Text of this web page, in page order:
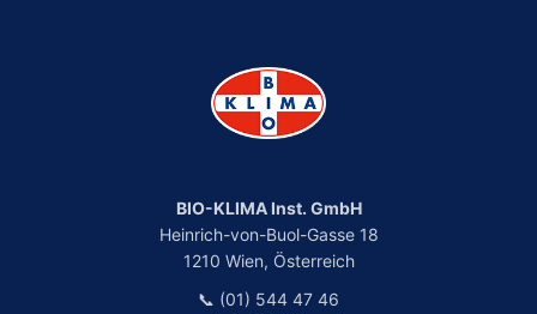
BIO-KLIMA Inst. GmbH
Heinrich-von-Buol-Gasse 18
1210 Wien, Österreich
📞 (01) 544 47 46